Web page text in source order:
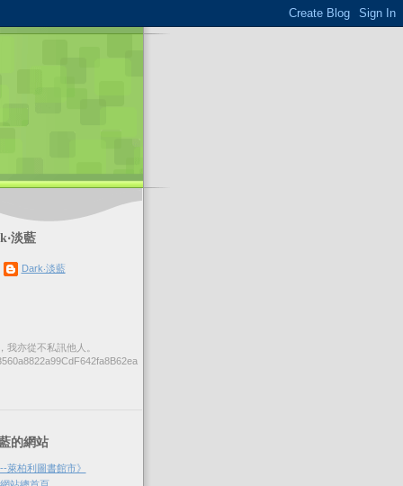
淡藍
Dark‧淡藍
我亦從不私訊他人。
的網站
萊柏利圖書館市》